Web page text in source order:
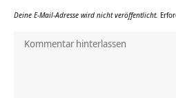
Deine E-Mail-Adresse wird nicht veröffentlicht.